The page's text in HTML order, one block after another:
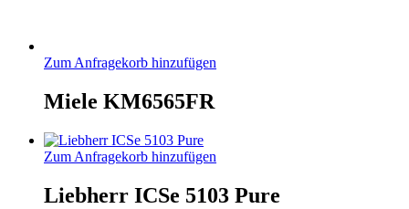
Zum Anfragekorb hinzufügen
Miele KM6565FR
Zum Anfragekorb hinzufügen
Liebherr ICSe 5103 Pure